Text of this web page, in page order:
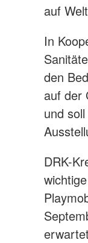
auf
In
den
auf der
und
DRK-